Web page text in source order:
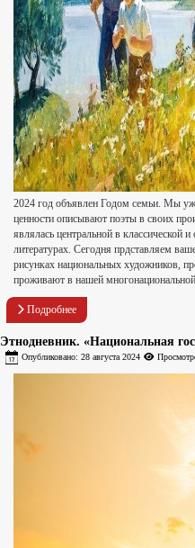
2024 год объявлен Годом семьи. Мы
ценности описывают поэты в своих
являлась центральной в классической
литературах. Сегодня прдставляем
рисунках национальных художников,
проживают в нашей
Подробнее
Этнодневник. «Национальная
Опубликовано: 28 августа 2024